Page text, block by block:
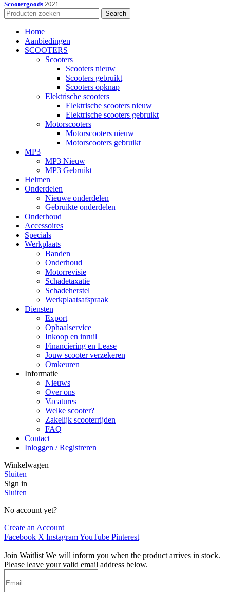
Scootergoods 2021
Search
Home
Aanbiedingen
SCOOTERS
Scooters
Scooters nieuw
Scooters gebruikt
Scooters opknap
Elektrische scooters
Elektrische scooters nieuw
Elektrische scooters gebruikt
Motorscooters
Motorscooters nieuw
Motorscooters gebruikt
MP3
MP3 Nieuw
MP3 Gebruikt
Helmen
Onderdelen
Nieuwe onderdelen
Gebruikte onderdelen
Onderhoud
Accessoires
Specials
Werkplaats
Banden
Onderhoud
Motorrevisie
Schadetaxatie
Schadeherstel
Werkplaatsafspraak
Diensten
Export
Ophaalservice
Inkoop en inruil
Financiering en Lease
Jouw scooter verzekeren
Omkeuren
Informatie
Nieuws
Over ons
Vacatures
Welke scooter?
Zakelijk scooterrijden
FAQ
Contact
Inloggen / Registreren
Winkelwagen
Sluiten
Sign in
Sluiten
No account yet?
Create an Account
Facebook X InstagramYouTube Pinterest
Join Waitlist We will inform you when the product arrives in stock.
Please leave your valid email address below.